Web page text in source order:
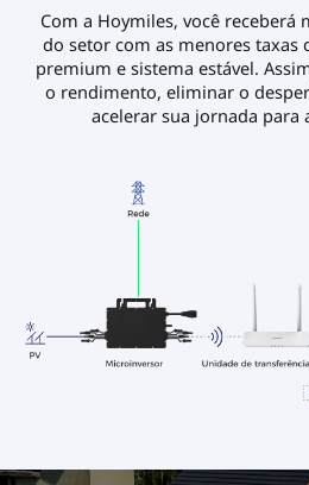
Com a Hoymiles, você receberá
do setor com as menores taxas
premium e sistema estável.
o rendimento, eliminar o
acelerar sua jornada para